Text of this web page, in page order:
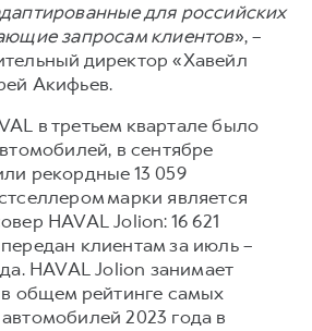
для российских
запросам клиентов», –
директор «Хавейл
Акифьев.
в третьем квартале было
в сентябре
рекордные 13 059
марки является
HAVAL Jolion: 16 621
клиентам за июль –
HAVAL Jolion занимает
общем рейтинге самых
2023 года в